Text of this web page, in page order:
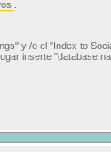
y /o el "Index to
inserte "database